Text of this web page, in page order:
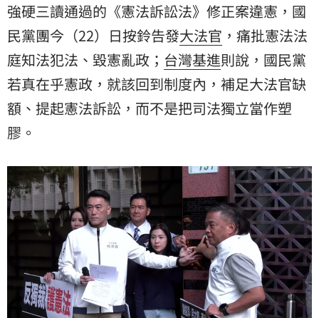
強硬三讀通過的《憲法訴訟法》修正案違憲， 國
民黨團今（22）日按鈴告發大法官 ，痛批憲法法
庭知法犯法、毀憲亂政； 台灣基進則說，國民黨
若真在乎憲政，就該回到制度內，補足大法官缺
額、提起憲法訴訟，而不是把司法獨立當作塑
膠。